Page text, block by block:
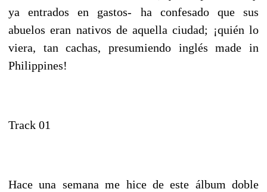
ya entrados en gastos- ha confesado que sus
abuelos eran nativos de aquella ciudad; ¡quién lo
viera, tan cachas, presumiendo inglés made in
Philippines!
Track 01
Hace una semana me hice de este álbum doble